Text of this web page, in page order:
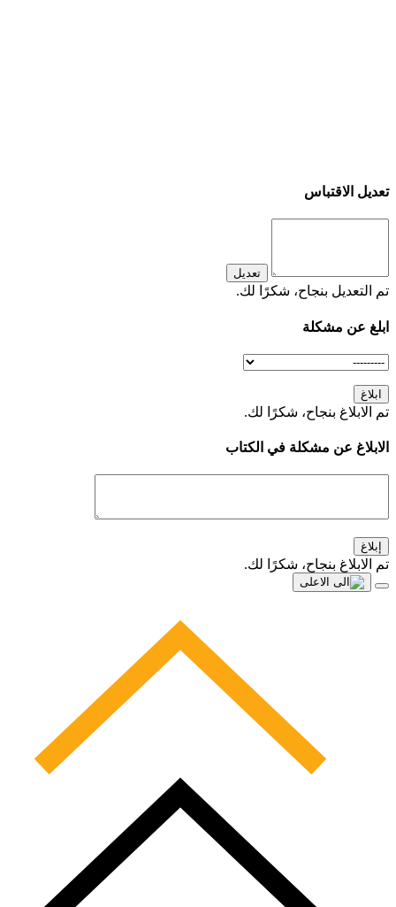
تعديل الاقتباس
تعديل
تم التعديل بنجاح، شكرًا لك.
ابلغ عن مشكلة
ابلاغ
تم الابلاغ بنجاح، شكرًا لك.
الابلاغ عن مشكلة في الكتاب
إبلاغ
تم الابلاغ بنجاح، شكرًا لك.